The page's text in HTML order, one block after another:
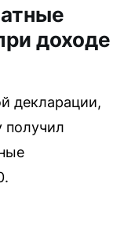
доходе
декларации,
получил